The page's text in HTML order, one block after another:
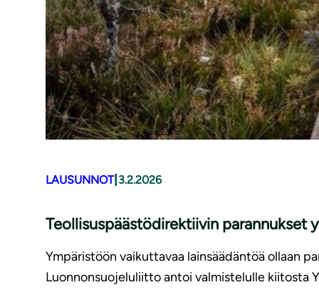
LAUSUNNOT| 3.2.2026
Teollisuspäästödirektiivin parannukset
Ympäristöön vaikuttavaa lainsäädäntöä ollaan
Luonnonsuojeluliitto antoi valmistelulle kiitosta